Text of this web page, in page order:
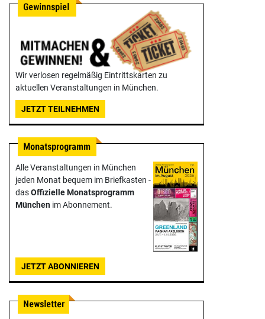
Wir verlosen regelmäßig Eintrittskarten zu
aktuellen Veranstaltungen in München.
JETZT TEILNEHMEN
Alle Veranstaltungen in München
jeden Monat bequem im Briefkasten -
dasOffizielle Monats­programm
München im Abonnement.
JETZT ABONNIEREN